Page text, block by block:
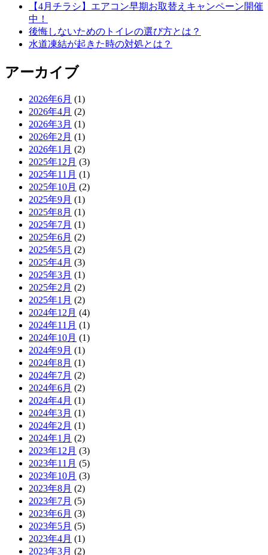
【4月チラシ】エアコン早期お取替えキャンペーン開催
中！
後悔しないためのトイレの選び方とは？
水道凍結が起きた時の対処とは？
アーカイブ
2026年6月 (1)
2026年4月 (2)
2026年3月 (1)
2026年2月 (1)
2026年1月 (2)
2025年12月 (3)
2025年11月 (1)
2025年10月 (2)
2025年9月 (1)
2025年8月 (1)
2025年7月 (1)
2025年6月 (2)
2025年5月 (2)
2025年4月 (3)
2025年3月 (1)
2025年2月 (2)
2025年1月 (2)
2024年12月 (4)
2024年11月 (1)
2024年10月 (1)
2024年9月 (1)
2024年8月 (1)
2024年7月 (2)
2024年6月 (2)
2024年4月 (1)
2024年3月 (1)
2024年2月 (1)
2024年1月 (2)
2023年12月 (3)
2023年11月 (5)
2023年10月 (3)
2023年8月 (2)
2023年7月 (5)
2023年6月 (3)
2023年5月 (5)
2023年4月 (1)
2023年3月 (2)